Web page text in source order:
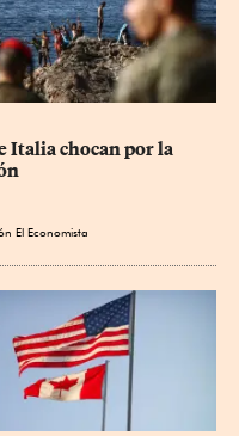
Italia chocan por la
El Economista